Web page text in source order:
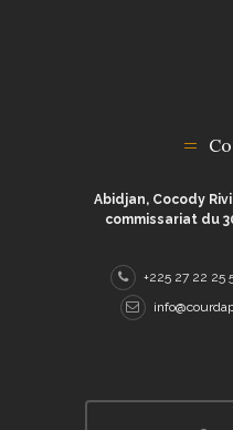
Abidjan, Cocody
commissariat du
+225 27 22 25